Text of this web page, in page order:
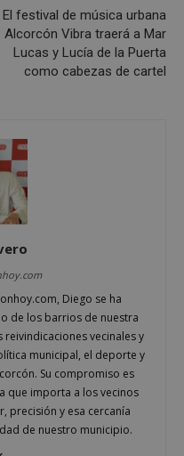
El festival de música urbana
Alcorcón Vibra traerá a Mar
Lucas y Lucía de la Puerta
como cabezas de cartel
Diego se ha
de los barrios de nuestra
vecinales y
municipal, el deporte y
Su compromiso es
que importa a los vecinos
precisión y esa cercanía
de nuestro municipio.
Inc.